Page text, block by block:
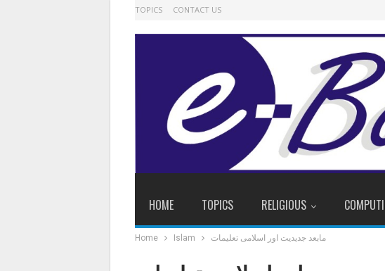
TOPICS CONTACT US
HOME TOPICS RELIGIOUS
Home Islam مابعد جدیدیت اور اسلامی تعلیمات